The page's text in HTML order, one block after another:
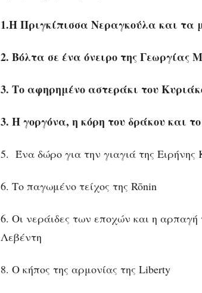
1.Η Πριγκίπισσα Νεραγκούλα και τα
2. Βόλτα σε ένα όνειρο της Γεωργίας
3. Το αφηρημένο αστεράκι του
3. Η γοργόνα, η κόρη του δράκου και
5. Ένα δώρο για την γιαγιά της Ειρήνης
6. Το παγωμένο τείχος της Rōnin
6. Οι νεράιδες των εποχών και η
Λεβέντη
8. Ο κήπος της αρμονίας της Liberty